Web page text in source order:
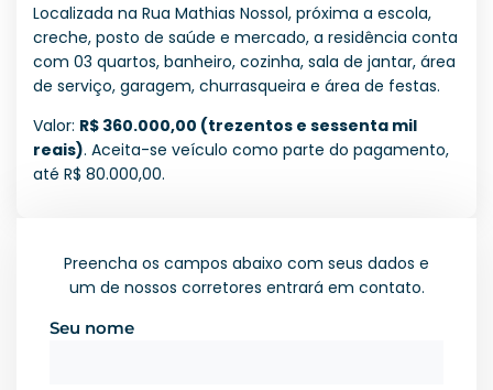
Localizada na Rua Mathias Nossol, próxima a escola,
creche, posto de saúde e mercado, a residência conta
com 03 quartos, banheiro, cozinha, sala de jantar, área
de serviço, garagem, churrasqueira e área de festas.
Valor: R$ 360.000,00 (trezentos e sessenta mil
reais). Aceita-se veículo como parte do pagamento,
até R$ 80.000,00.
Preencha os campos abaixo com seus dados e
um de nossos corretores entrará em contato.
Seu nome